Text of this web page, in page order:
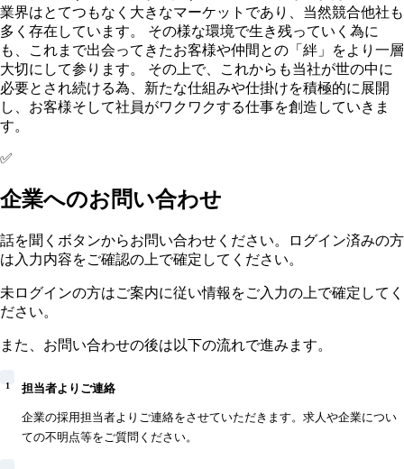
業界はとてつもなく大きなマーケットであり、当然競合他社も
多く存在しています。 その様な環境で生き残っていく為に
も、これまで出会ってきたお客様や仲間との「絆」をより一層
大切にして参ります。 その上で、これからも当社が世の中に
必要とされ続ける為、新たな仕組みや仕掛けを積極的に展開
し、お客様そして社員がワクワクする仕事を創造していきま
す。
✅
企業へのお問い合わせ
話を聞くボタンからお問い合わせください。ログイン済みの方
は入力内容をご確認の上で確定してください。
未ログインの方はご案内に従い情報をご入力の上で確定してく
ださい。
また、お問い合わせの後は以下の流れで進みます。
1 担当者よりご連絡
企業の採用担当者よりご連絡をさせていただきます。求人や企業につい
ての不明点等をご質問ください。